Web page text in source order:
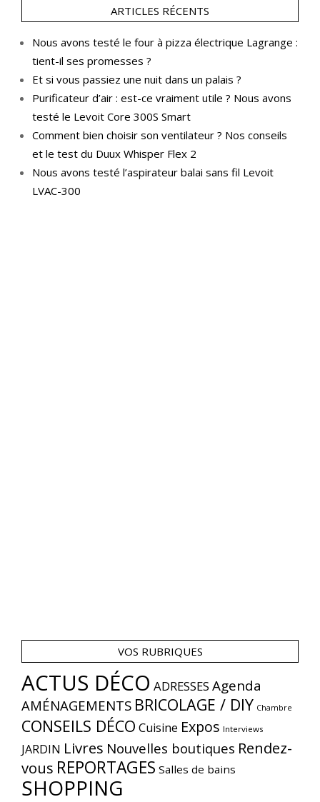
ARTICLES RÉCENTS
Nous avons testé le four à pizza électrique Lagrange :
tient-il ses promesses ?
Et si vous passiez une nuit dans un palais ?
Purificateur d’air : est-ce vraiment utile ? Nous avons
testé le Levoit Core 300S Smart
Comment bien choisir son ventilateur ? Nos conseils
et le test du Duux Whisper Flex 2
Nous avons testé l’aspirateur balai sans fil Levoit
LVAC-300
VOS RUBRIQUES
ACTUS DÉCO ADRESSES Agenda
AMÉNAGEMENTS BRICOLAGE / DIY Chambre
CONSEILS DÉCO Cuisine Expos Interviews
JARDIN Livres Nouvelles boutiques Rendez-
vous REPORTAGES Salles de bains
SHOPPING